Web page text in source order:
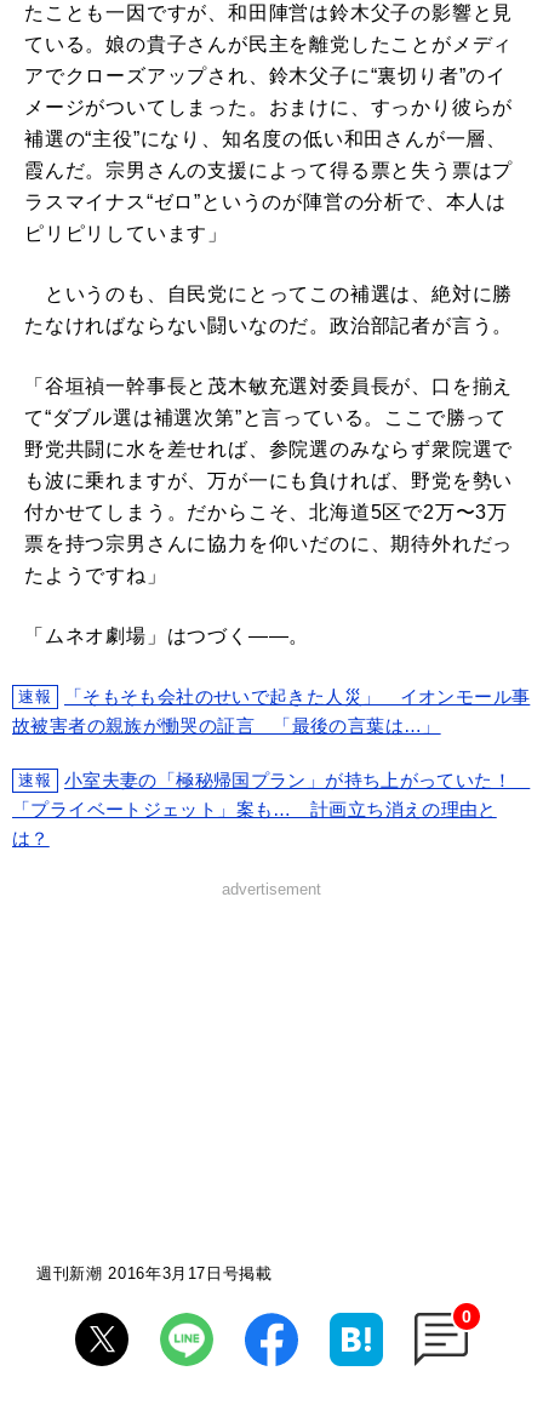
たことも一因ですが、和田陣営は鈴木父子の影響と見
ている。娘の貴子さんが民主を離党したことがメディ
アでクローズアップされ、鈴木父子に“裏切り者”のイ
メージがついてしまった。おまけに、すっかり彼らが
補選の“主役”になり、知名度の低い和田さんが一層、
霞んだ。宗男さんの支援によって得る票と失う票はプ
ラスマイナス“ゼロ”というのが陣営の分析で、本人は
ピリピリしています」
というのも、自民党にとってこの補選は、絶対に勝
たなければならない闘いなのだ。政治部記者が言う。
「谷垣禎一幹事長と茂木敏充選対委員長が、口を揃え
て“ダブル選は補選次第”と言っている。ここで勝って
野党共闘に水を差せれば、参院選のみならず衆院選で
も波に乗れますが、万が一にも負ければ、野党を勢い
付かせてしまう。だからこそ、北海道5区で2万〜3万
票を持つ宗男さんに協力を仰いだのに、期待外れだっ
たようですね」
「ムネオ劇場」はつづく――。
速報
「そもそも会社のせいで起きた人災」 イオンモール事
故被害者の親族が慟哭の証言 「最後の言葉は…」
速報
小室夫妻の「極秘帰国プラン」が持ち上がっていた！
「プライベートジェット」案も… 計画立ち消えの理由と
は？
advertisement
週刊新潮 2016年3月17日号掲載
0